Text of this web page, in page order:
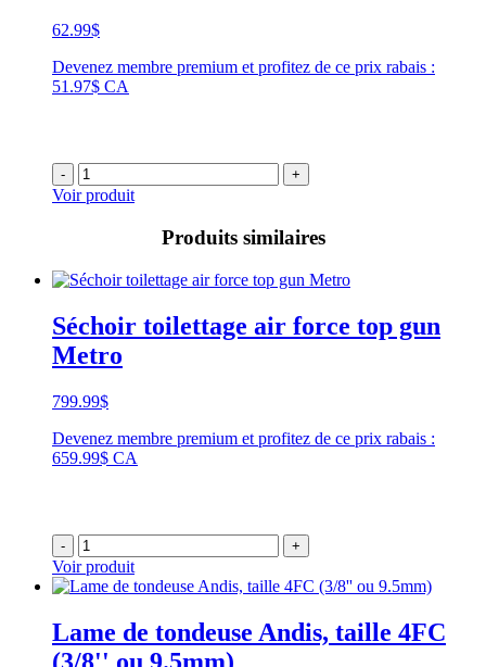
62.99$
Devenez membre premium et profitez de ce prix rabais :
51.97$ CA
- +
Voir produit
Produits similaires
Séchoir toilettage air force top gun
Metro
799.99$
Devenez membre premium et profitez de ce prix rabais :
659.99$ CA
- +
Voir produit
Lame de tondeuse Andis, taille 4FC
(3/8'' ou 9.5mm)